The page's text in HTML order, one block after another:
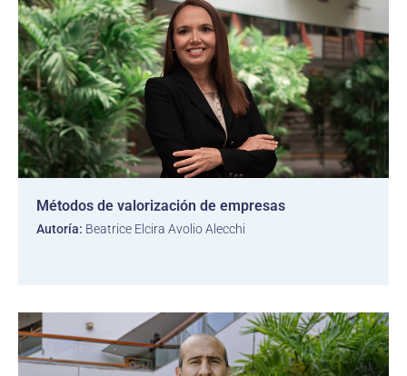
Métodos de valorización de empresas
Autoría: Beatrice Elcira Avolio Alecchi